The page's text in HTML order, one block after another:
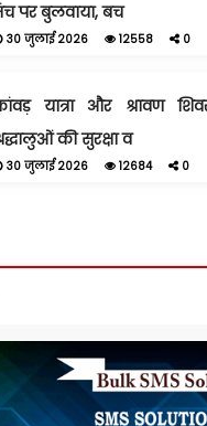
पर बुलवाया, बच
30 जुलाई 2026 12558 0
यात्रा और श्रावण
की सुरक्षा व
30 जुलाई 2026 12684 0